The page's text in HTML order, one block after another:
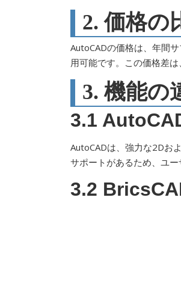
2. 価格の
AutoCADの価格は、年間
用可能です。この価格差
3. 機能の
3.1
AutoCADは、強力な2Dお
サポートがあるため、ユー
3.2